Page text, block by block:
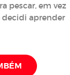
pescar, em vez
decidi aprender